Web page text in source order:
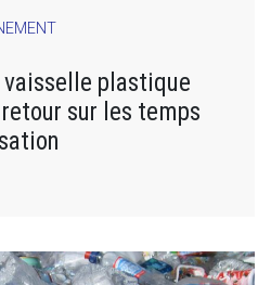
plastique
sur les temps